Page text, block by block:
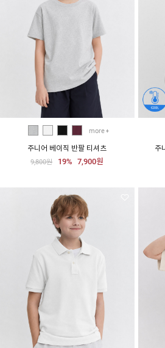
more
주니어 베이직 반팔 티셔츠
9,800원 19% 7,900원
주